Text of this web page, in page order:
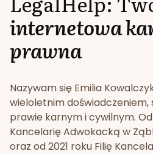
internetowa
prawna
Nazywam się Emilia
wieloletnim doświadczeniem,
prawie karnym i cywilnym.
Kancelarię Adwokacką w
oraz od 2021 roku Filię